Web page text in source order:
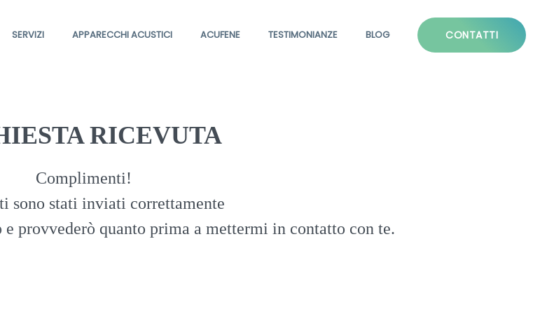
SERVIZI APPARECCHI ACUSTICI ACUFENE TESTIMONIANZE BLOG CONTATTI
RICEVUTA
Complimenti!
sono stati inviati correttamente
provvederò quanto prima a mettermi in contatto con te.